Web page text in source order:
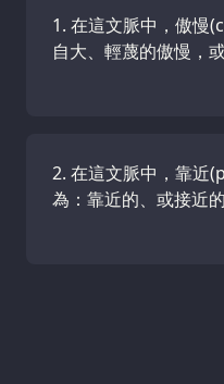
在這文脈中，傲慢
自大、輕蔑的傲慢，
在這文脈中，靠近
為：靠近的、或接近的